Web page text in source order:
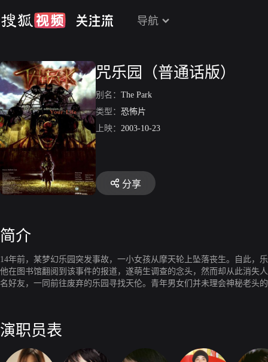
导航
咒乐园（普通话版）
别名： The Park
类型： 恐怖片
上映： 2003-10-23
分享
简介
14年前，某梦幻乐园突发事故，一小女孩从摩天轮上坠落丧生。自此，乐园仿佛被施以毒咒，伤
他在图书馆翻阅到该事件的报道，遂萌生调查的念头，然而却从此消失
名好友，一同前往废弃的乐园寻找天伦。青年男女们并未理会神秘老头
演职员表